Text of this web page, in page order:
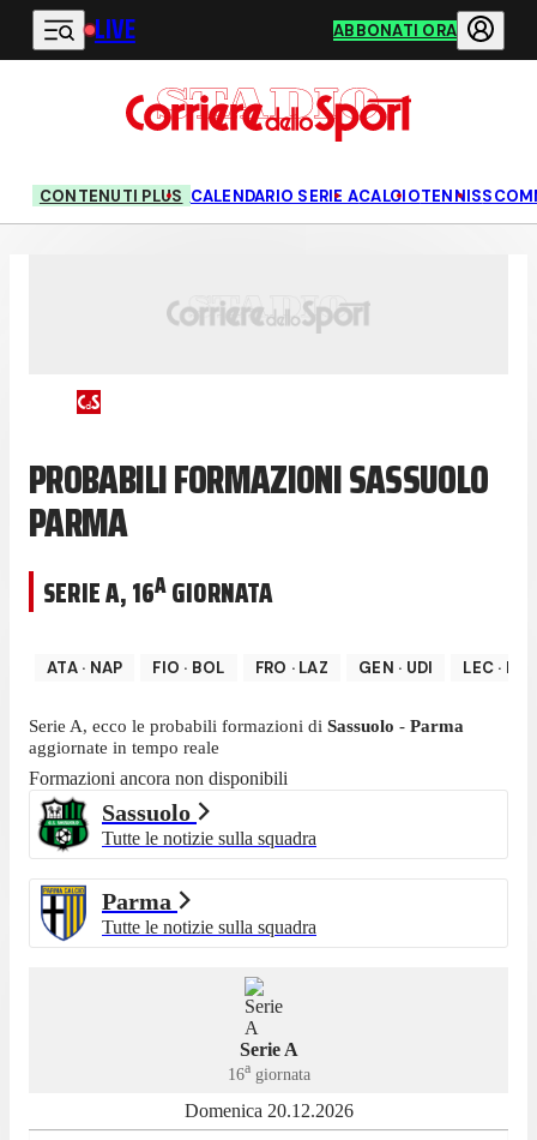
Vai al contenuto principale
LIVE ABBONATI ORA
CONTENUTI PLUS CALENDARIO SERIE ACALCIOTENNIS
PROBABILI FORMAZIONI SASSUOLO
PARMA
SERIE A,16AGIORNATA
ATA· NAP FIO · BOL FRO · LAZ GEN · UDI LEC · INT
Serie A, ecco le probabili formazioni di Sassuolo - Parma
aggiornate in tempo reale
Formazioni ancora non disponibili
Sassuolo
Tutte le notizie sulla squadra
Parma
Tutte le notizie sulla squadra
Serie A
16agiornata
Domenica 20.12.2026